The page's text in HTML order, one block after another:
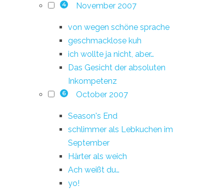
4 November 2007
von wegen schöne sprache
geschmacklose kuh
ich wollte ja nicht, aber…
Das Gesicht der absoluten
Inkompetenz
6 October 2007
Season's End
schlimmer als Lebkuchen im
September
Härter als weich
Ach weißt du…
yo!